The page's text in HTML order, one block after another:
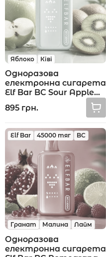
Яблоко Ківі
Одноразова
електронна сигарета
Elf Bar BC Sour Apple
895 грн.
Elf Bar 45000 тяг BC
Гранат Малина Лайм
Одноразова
електронна сигарета